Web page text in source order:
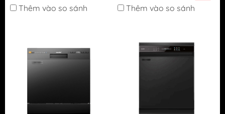
Thêm vào so sánh
Thêm vào so sánh